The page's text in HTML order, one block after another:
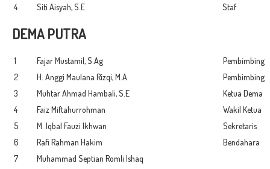
4
Siti Aisyah, S.E Staf
DEMA PUTRA
1 Fajar Mustamil, S.Ag
Pembimbing
2
H. Anggi Maulana Rizqi, M.A.
Pembimbing
3
Muhtar Ahmad Hambali, S.E
Ketua Dema
4
Faiz Miftahurrohman
Wakil Ketua
5
M. Iqbal Fauzi Ikhwan
Sekretaris
6
Rafi Rahman Hakim
Bendahara
7
Muhammad Septian Romli Ishaq